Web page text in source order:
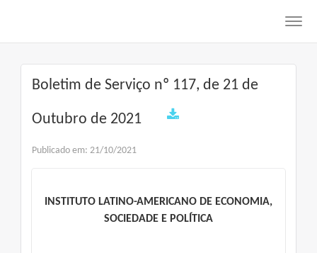
Boletim de Serviço nº 117, de 21 de
Outubro de 2021
Publicado em: 21/10/2021
INSTITUTO LATINO-AMERICANO DE ECONOMIA,
SOCIEDADE E POLÍTICA